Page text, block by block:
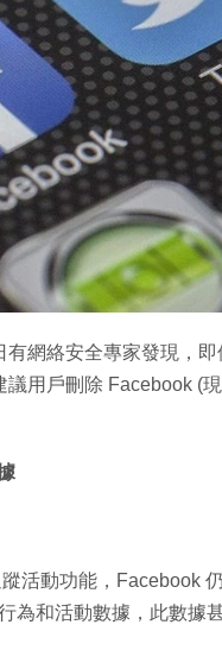
網絡安全專家發現，
用戶刪除 Facebook (
活動功能，Facebook
為和活動數據，此數據